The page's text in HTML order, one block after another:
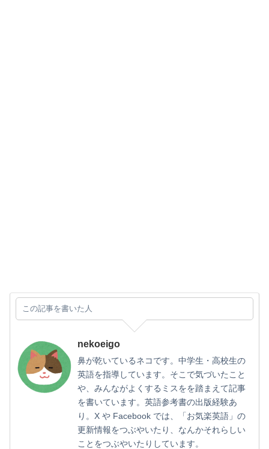
この記事を書いた人
nekoeigo
鼻が乾いているネコです。中学生・高校生の
英語を指導しています。そこで気づいたこと
や、みんながよくするミスをを踏まえて記事
を書いています。英語参考書の出版経験あ
り。X や Facebook では、「お気楽英語」の
更新情報をつぶやいたり、なんかそれらしい
ことをつぶやいたりしています。